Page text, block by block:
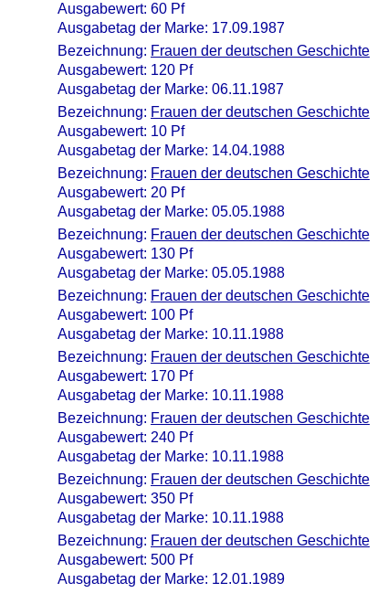
Ausgabewert: 60 Pf
Ausgabetag der Marke: 17.09.1987
Bezeichnung: Frauen der deutschen Geschichte
Ausgabewert: 120 Pf
Ausgabetag der Marke: 06.11.1987
Bezeichnung: Frauen der deutschen Geschichte
Ausgabewert: 10 Pf
Ausgabetag der Marke: 14.04.1988
Bezeichnung: Frauen der deutschen Geschichte
Ausgabewert: 20 Pf
Ausgabetag der Marke: 05.05.1988
Bezeichnung: Frauen der deutschen Geschichte
Ausgabewert: 130 Pf
Ausgabetag der Marke: 05.05.1988
Bezeichnung: Frauen der deutschen Geschichte
Ausgabewert: 100 Pf
Ausgabetag der Marke: 10.11.1988
Bezeichnung: Frauen der deutschen Geschichte
Ausgabewert: 170 Pf
Ausgabetag der Marke: 10.11.1988
Bezeichnung: Frauen der deutschen Geschichte
Ausgabewert: 240 Pf
Ausgabetag der Marke: 10.11.1988
Bezeichnung: Frauen der deutschen Geschichte
Ausgabewert: 350 Pf
Ausgabetag der Marke: 10.11.1988
Bezeichnung: Frauen der deutschen Geschichte
Ausgabewert: 500 Pf
Ausgabetag der Marke: 12.01.1989